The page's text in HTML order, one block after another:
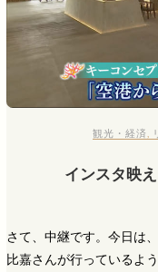
観光・経済
インスタ映
さて、中継です。今日は
比嘉さんが行っているよ